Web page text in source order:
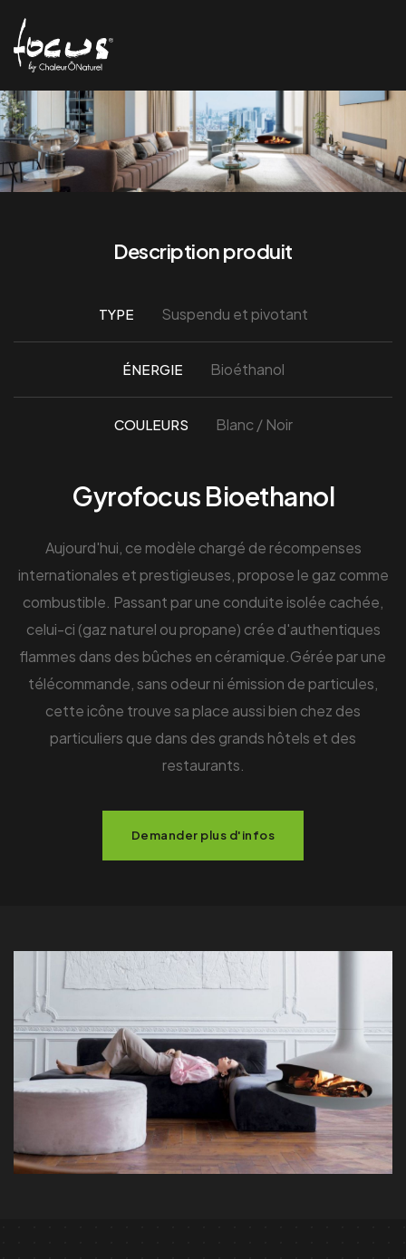
Description produit
TYPE Suspendu et pivotant
ÉNERGIE Bioéthanol
COULEURS Blanc / Noir
Gyrofocus Bioethanol
Aujourd'hui, ce modèle chargé de récompenses
internationales et prestigieuses, propose le gaz comme
combustible. Passant par une conduite isolée cachée,
celui-ci (gaz naturel ou propane) crée d'authentiques
flammes dans des bûches en céramique.Gérée par une
télécommande, sans odeur ni émission de particules,
cette icône trouve sa place aussi bien chez des
particuliers que dans des grands hôtels et des
restaurants.
Demander plus d'infos